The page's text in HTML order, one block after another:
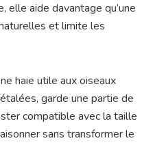
elle aide davantage qu’une
et limite les
haie utile aux oiseaux
garde une partie de
compatible avec la taille
sans transformer le